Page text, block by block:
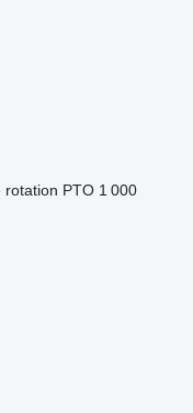
rotation PTO 1 000